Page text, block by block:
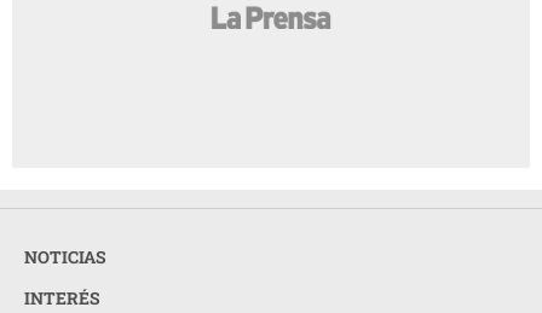
NOTICIAS
INTERÉS